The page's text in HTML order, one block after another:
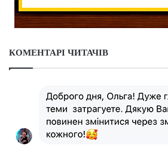
КОМЕНТАРІ ЧИТАЧІВ